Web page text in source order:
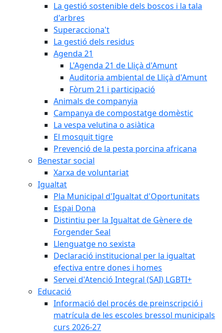
La gestió sostenible dels boscos i la tala
d'arbres
Superacciona't
La gestió dels residus
Agenda 21
L'Agenda 21 de Lliçà d'Amunt
Auditoria ambiental de Lliçà d'Amunt
Fòrum 21 i participació
Animals de companyia
Campanya de compostatge domèstic
La vespa velutina o asiàtica
El mosquit tigre
Prevenció de la pesta porcina africana
Benestar social
Xarxa de voluntariat
Igualtat
Pla Municipal d'Igualtat d'Oportunitats
Espai Dona
Distintiu per la Igualtat de Gènere de
Forgender Seal
Llenguatge no sexista
Declaració institucional per la igualtat
efectiva entre dones i homes
Servei d'Atenció Integral (SAI) LGBTI+
Educació
Informació del procés de preinscripció i
matrícula de les escoles bressol municipals
curs 2026-27